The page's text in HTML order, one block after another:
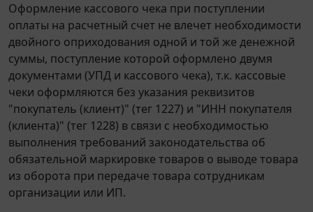
Оформление кассового чека при поступлении
оплаты на расчетный счет не влечет необходимости
двойного оприходования одной и той же денежной
суммы, поступление которой оформлено двумя
документами (УПД и кассового чека), т.к. кассовые
чеки оформляются без указания реквизитов
"покупатель (клиент)" (тег 1227) и "ИНН покупателя
(клиента)" (тег 1228) в связи с необходимостью
выполнения требований законодательства об
обязательной маркировке товаров о выводе товара
из оборота при передаче товара сотрудникам
организации или ИП.